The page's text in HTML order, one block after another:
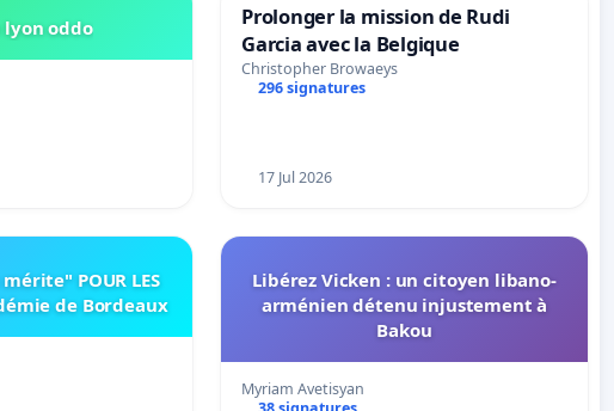
oddo
Prolonger la mission de Rudi
Garcia avec la Belgique
Christopher Browaeys
296 signatures
17 Jul 2026
POUR LES
de Bordeaux
Libérez Vicken : un citoyen libano-
arménien détenu injustement à
Bakou
Myriam Avetisyan